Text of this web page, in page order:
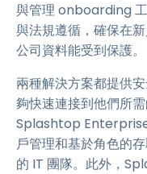
與管理 onboarding
與法規遵循，確保在
公司資料能受到保護。
兩種解決方案都提供
夠快速連接到他們所
Splashtop
戶管理和基於角色的
的 IT 團隊。此外，